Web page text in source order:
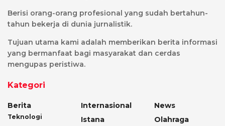
Berisi orang-orang profesional yang sudah bertahun-
tahun bekerja di dunia jurnalistik.
Tujuan utama kami adalah memberikan berita informasi
yang bermanfaat bagi masyarakat dan cerdas
mengupas peristiwa.
Kategori
Berita
Teknologi
Internasional
Istana
News
Olahraga